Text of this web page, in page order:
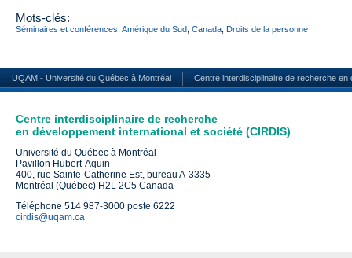
Mots-clés:
Séminaires et conférences, Amérique du Sud, Canada, Droits de la personne
UQAM - Université du Québec à Montréal Centre interdisciplinaire de recherche
Centre interdisciplinaire de recherche
en développement international et société (CIRDIS)
Université du Québec à Montréal
Pavillon Hubert-Aquin
400, rue Sainte-Catherine Est, bureau A-3335
Montréal (Québec) H2L 2C5 Canada
Téléphone 514 987-3000 poste 6222
cirdis@uqam.ca